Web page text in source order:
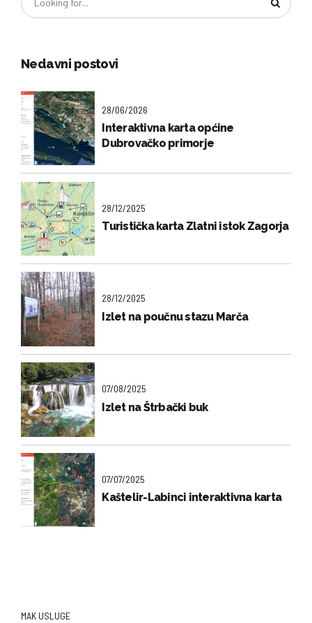
Nedavni postovi
28/06/2026
Interaktivna karta općine
Dubrovačko primorje
28/12/2025
Turistička karta Zlatni istok Zagorja
28/12/2025
Izlet na poučnu stazu Marča
07/08/2025
Izlet na Štrbački buk
07/07/2025
Kaštelir-Labinci interaktivna karta
MAK USLUGE